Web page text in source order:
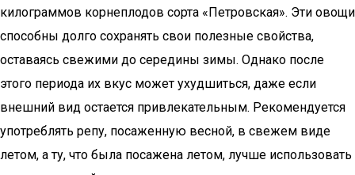
килограммов корнеплодов сорта «Петровская». Эти овощи
способны долго сохранять свои полезные свойства,
оставаясь свежими до середины зимы. Однако после
этого периода их вкус может ухудшиться, даже если
внешний вид остается привлекательным. Рекомендуется
употреблять репу, посаженную весной, в свежем виде
летом, а ту, что была посажена летом, лучше использовать